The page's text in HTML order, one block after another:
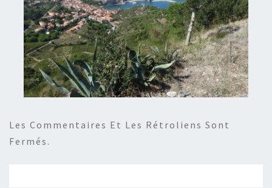
Les Commentaires Et Les Rétroliens Sont
Fermés.